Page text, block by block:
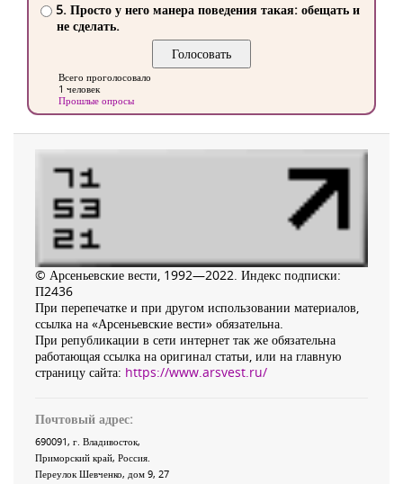
5. Просто у него манера поведения такая: обещать и
не сделать.
Всего проголосовало
1 человек
Прошлые опросы
© Арсеньевские вести, 1992—2022. Индекс подписки:
П2436
При перепечатке и при другом использовании материалов,
ссылка на «Арсеньевские вести» обязательна.
При републикации в сети интернет так же обязательна
работающая ссылка на оригинал статьи, или на главную
страницу сайта: https://www.arsvest.ru/
Почтовый адрес:
690091, г. Владивосток,
Приморский край, Россия
Переулок Шевченко, дом 9, 27